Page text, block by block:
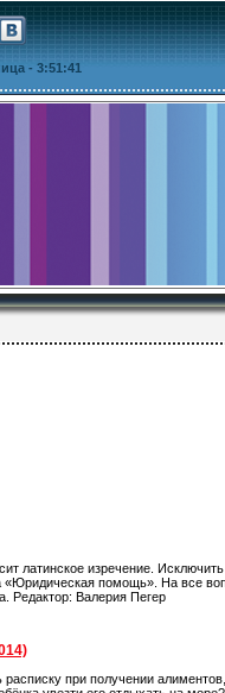
- 3:51:41
латинское изречение.
помощь». На все
Редактор: Валерия Пегер
при получении